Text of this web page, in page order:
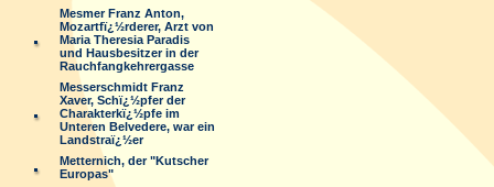
Mesmer Franz Anton,
Mozartfï¿½rderer, Arzt von
Maria Theresia Paradis
und Hausbesitzer in der
Rauchfangkehrergasse
Messerschmidt Franz
Xaver, Schï¿½pfer der
Charakterkï¿½pfe im
Unteren Belvedere, war ein
Landstraï¿½er
Metternich, der "Kutscher
Europas"